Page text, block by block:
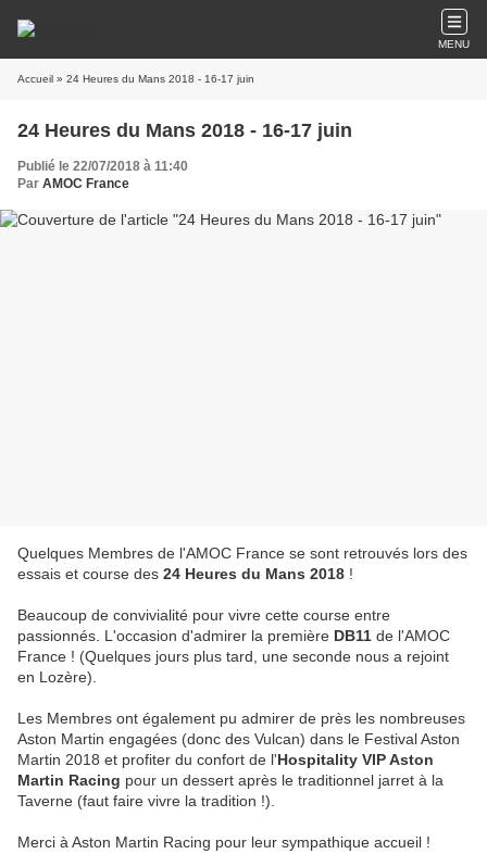
MENU
Accueil » 24 Heures du Mans 2018 - 16-17 juin
24 Heures du Mans 2018 - 16-17 juin
Publié le 22/07/2018 à 11:40
Par AMOC France
Quelques Membres de l'AMOC France se sont retrouvés lors des
essais et course des 24 Heures du Mans 2018 !
Beaucoup de convivialité pour vivre cette course entre
passionnés. L'occasion d'admirer la première DB11 de l'AMOC
France ! (Quelques jours plus tard, une seconde nous a rejoint
en Lozère).
Les Membres ont également pu admirer de près les nombreuses
Aston Martin engagées (donc des Vulcan) dans le Festival Aston
Martin 2018 et profiter du confort de l'Hospitality VIP Aston
Martin Racing pour un dessert après le traditionnel jarret à la
Taverne (faut faire vivre la tradition !).
Merci à Aston Martin Racing pour leur sympathique accueil !